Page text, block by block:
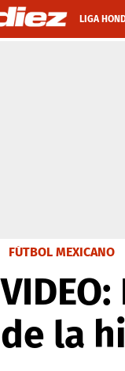
LIGA
FÚTBOL MEXICANO
de la